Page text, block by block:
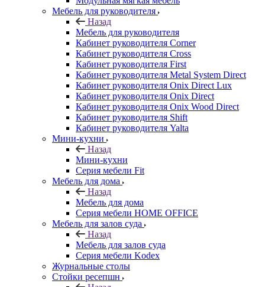
Мебель для руководителя
Назад
Мебель для руководителя
Кабинет руководителя Corner
Кабинет руководителя Cross
Кабинет руководителя First
Кабинет руководителя Metal System Direct
Кабинет руководителя Onix Direct Lux
Кабинет руководителя Onix Direct
Кабинет руководителя Onix Wood Direct
Кабинет руководителя Shift
Кабинет руководителя Yalta
Мини-кухни
Назад
Мини-кухни
Серия мебели Fit
Мебель для дома
Назад
Мебель для дома
Серия мебели HOME OFFICE
Мебель для залов суда
Назад
Мебель для залов суда
Серия мебели Kodex
Журнальные столы
Стойки ресепшн